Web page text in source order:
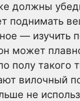
должны
поднимать
— изучить
может
полу такого
вилочный
не